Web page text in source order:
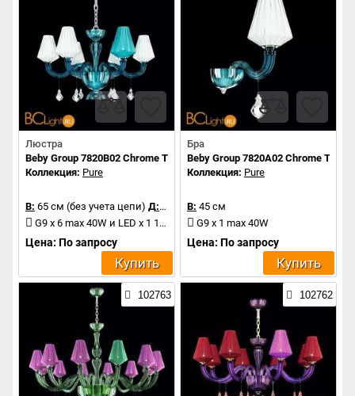
Люстра
Beby Group 7820B02 Chrome Turquoise Capri White White Silver Leaf
Коллекция: Pure
В: 65 см (без учета цепи) Д:85 см
G9 x 6 max 40W и LED x 1 1.2W
Цена: По запросу
Купить
Бра
Beby Group 7820A02 Chrome
Коллекция: Pure
В: 45 см
G9 x 1 max 40W
Цена: По запросу
Купить
102763 102762